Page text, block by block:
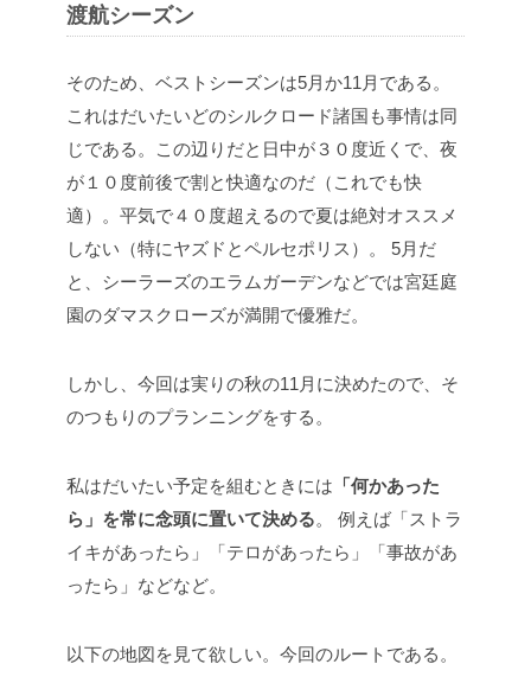
渡航シーズン
そのため、ベストシーズンは5月か11月である。
これはだいたいどのシルクロード諸国も事情は同
じである。この辺りだと日中が３０度近くで、夜
が１０度前後で割と快適なのだ（これでも快
適）。平気で４０度超えるので夏は絶対オススメ
しない（特にヤズドとペルセポリス）。
5月だ
と、シーラーズのエラムガーデンなどでは宮廷庭
園のダマスクローズが満開で優雅だ。
しかし、今回は実りの秋の11月に決めたので、そ
のつもりのプランニングをする。
私はだいたい予定を組むときには 「何かあった
ら」を常に念頭に置いて決める。
例えば「ストラ
イキがあったら」「テロがあったら」「事故があ
ったら」などなど。
以下の地図を見て欲しい。今回のルートである。